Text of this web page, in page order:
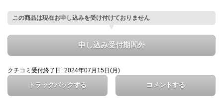
この商品は現在お申し込みを受け付けておりません
申し込み受付期間外
クチコミ受付終了日: 2024年07月15日(月)
トラックバックする コメントする